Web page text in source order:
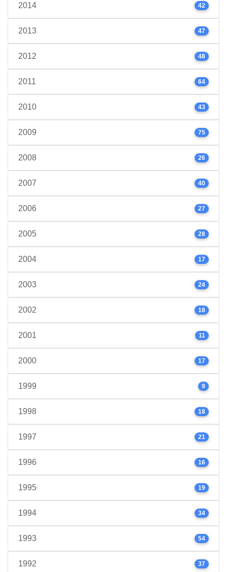
2014 42
2013 47
2012 48
2011 64
2010 43
2009 75
2008 26
2007 40
2006 27
2005 28
2004 17
2003 24
2002 18
2001 11
2000 17
1999 9
1998 18
1997 21
1996 16
1995 19
1994 34
1993 54
1992 37